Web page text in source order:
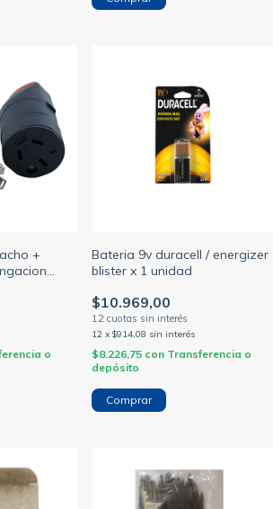
+
o
Bateria 9v duracell / energizer
blister x 1 unidad
$10.969,00
12 x $914,08 sin interés
$8.226,75 con Transferencia o
depósito